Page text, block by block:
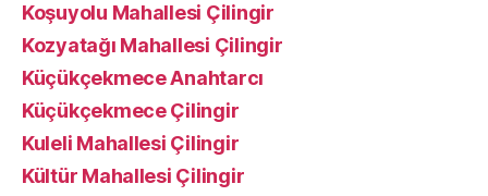
Koşuyolu Mahallesi Çilingir
Kozyatağı Mahallesi Çilingir
Küçükçekmece Anahtarcı
Küçükçekmece Çilingir
Kuleli Mahallesi Çilingir
Kültür Mahallesi Çilingir